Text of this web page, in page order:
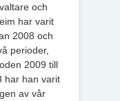
och
har varit
2008 och
perioder,
2009 till
har han varit
av vår